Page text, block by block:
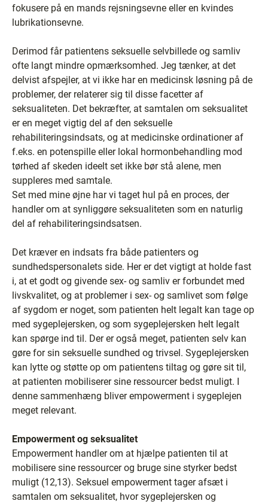
fokusere på en mands rejsningsevne eller en kvindes
lubrikationsevne.
Derimod får patientens seksuelle selvbillede og samliv
ofte langt mindre opmærksomhed. Jeg tænker, at det
delvist afspejler, at vi ikke har en medicinsk løsning på de
problemer, der relaterer sig til disse facetter af
seksualiteten. Det bekræfter, at samtalen om seksualitet
er en meget vigtig del af den seksuelle
rehabiliteringsindsats, og at medicinske ordinationer af
f.eks. en potenspille eller lokal hormonbehandling mod
tørhed af skeden ideelt set ikke bør stå alene, men
suppleres med samtale.
Set med mine øjne har vi taget hul på en proces, der
handler om at synliggøre seksualiteten som en naturlig
del af rehabiliteringsindsatsen.
Det kræver en indsats fra både patienters og
sundhedspersonalets side. Her er det vigtigt at holde fast
i, at et godt og givende sex- og samliv er forbundet med
livskvalitet, og at problemer i sex- og samlivet som følge
af sygdom er noget, som patienten helt legalt kan tage op
med sygeplejersken, og som sygeplejersken helt legalt
kan spørge ind til. Der er også meget, patienten selv kan
gøre for sin seksuelle sundhed og trivsel. Sygeplejersken
kan lytte og støtte op om patientens tiltag og gøre sit til,
at patienten mobiliserer sine ressourcer bedst muligt. I
denne sammenhæng bliver empowerment i sygeplejen
meget relevant.
Empowerment og seksualitet
Empowerment handler om at hjælpe patienten til at
mobilisere sine ressourcer og bruge sine styrker bedst
muligt (12,13). Seksuel empowerment tager afsæt i
samtalen om seksualitet, hvor sygeplejersken og